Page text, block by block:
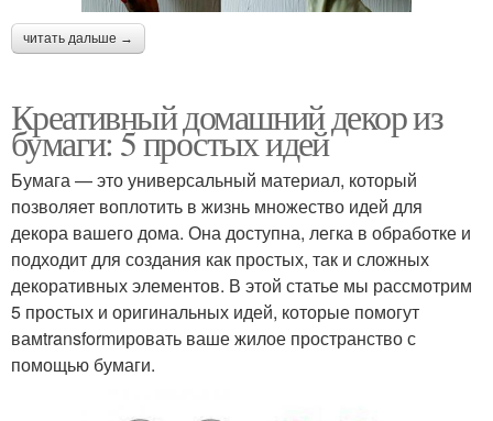
читать дальше →
Креативный домашний декор из
бумаги: 5 простых идей
Бумага — это универсальный материал, который
позволяет воплотить в жизнь множество идей для
декора вашего дома. Она доступна, легка в обработке и
подходит для создания как простых, так и сложных
декоративных элементов. В этой статье мы рассмотрим
5 простых и оригинальных идей, которые помогут
вамtransformировать ваше жилое пространство с
помощью бумаги.